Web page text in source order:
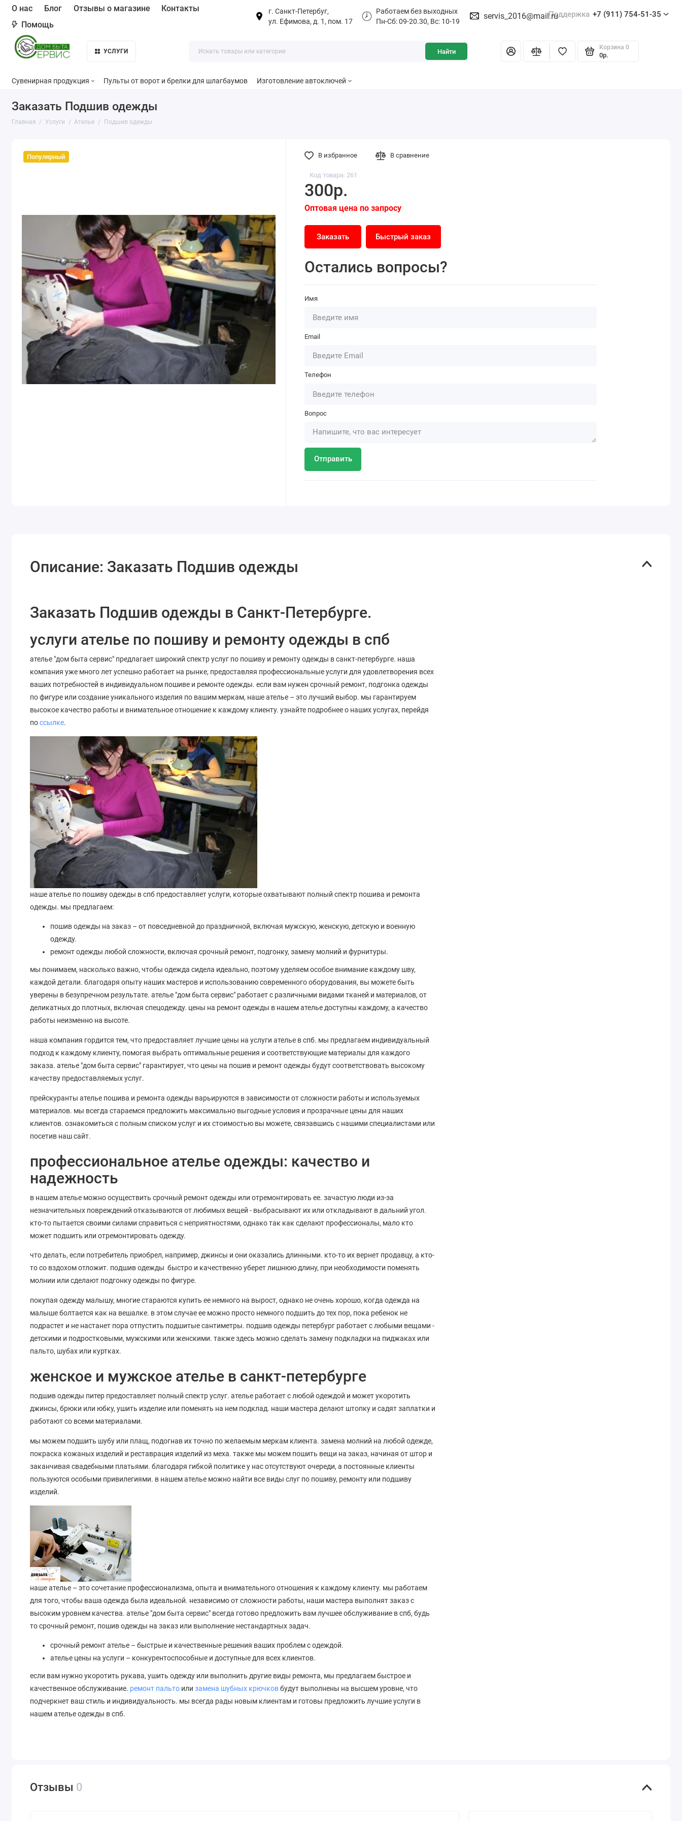
О нас Блог Отзывы о магазине
Контакты
Помощь
г. Санкт-Петербуг,
ул. Ефимова, д. 1, пом. 17
Работаем без выходных
Пн-Сб: 09-20.30, Вс: 10-19
servis_2016@mail.ruПоддержка +7 (911) 754-51-35
УСЛУГИ Найти
Корзина 0
0р.
Сувенирная продукция Пульты от ворот и брелки для шлагбаумов Изготовление автоключей
Заказать Подшив одежды
Главная Услуги Ателье Подшив одежды
Популярный
Код товара: 261
300р.
Оптовая цена по запросу
Заказать Быстрый заказ
Остались вопросы?
Имя
Email
Телефон
Вопрос
Отправить
В избранное В сравнение
Описание: Заказать Подшив одежды
Заказать Подшив одежды в Санкт-Петербурге.
услуги ателье по пошиву и ремонту одежды в спб
ателье "дом быта сервис" предлагает широкий спектр услуг по пошиву и ремонту одежды в санкт-петербурге. наша
компания уже много лет успешно работает на рынке, предоставляя профессиональные услуги для удовлетворения всех
ваших потребностей в индивидуальном пошиве и ремонте одежды. если вам нужен срочный ремонт, подгонка одежды
по фигуре или создание уникального изделия по вашим меркам, наше ателье – это лучший выбор. мы гарантируем
высокое качество работы и внимательное отношение к каждому клиенту. узнайте подробнее о наших услугах, перейдя
поссылке.
наше ателье по пошиву одежды в спб предоставляет услуги, которые охватывают полный спектр пошива и ремонта
одежды. мы предлагаем:
пошив одежды на заказ – от повседневной до праздничной, включая мужскую, женскую, детскую и военную
одежду.
ремонт одежды любой сложности, включая срочный ремонт, подгонку, замену молний и фурнитуры.
мы понимаем, насколько важно, чтобы одежда сидела идеально, поэтому уделяем особое внимание каждому шву,
каждой детали. благодаря опыту наших мастеров и использованию современного оборудования, вы можете быть
уверены в безупречном результате. ателье "дом быта сервис" работает с различными видами тканей и материалов, от
деликатных до плотных, включая спецодежду. цены на ремонт одежды в нашем ателье доступны каждому, а качество
работы неизменно на высоте.
наша компания гордится тем, что предоставляет лучшие цены на услуги ателье в спб. мы предлагаем индивидуальный
подход к каждому клиенту, помогая выбрать оптимальные решения и соответствующие материалы для каждого
заказа. ателье "дом быта сервис" гарантирует, что цены на пошив и ремонт одежды будут соответствовать высокому
качеству предоставляемых услуг.
прейскуранты ателье пошива и ремонта одежды варьируются в зависимости от сложности работы и используемых
материалов. мы всегда стараемся предложить максимально выгодные условия и прозрачные цены для наших
клиентов. ознакомиться с полным списком услуг и их стоимостью вы можете, связавшись с нашими специалистами или
посетив наш сайт.
профессиональное ателье одежды: качество и
надежность
в нашем ателье можно осуществить срочный ремонт одежды или отремонтировать ее. зачастую люди из-за
незначительных повреждений отказываются от любимых вещей - выбрасывают их или откладывают в дальний угол.
кто-то пытается своими силами справиться с неприятностями, однако так как сделают профессионалы, мало кто
может подшить или отремонтировать одежду.
что делать, если потребитель приобрел, например, джинсы и они оказались длинными. кто-то их вернет продавцу, а кто-
то со вздохом отложит. подшив одежды быстро и качественно уберет лишнюю длину, при необходимости поменять
молнии или сделают подгонку одежды по фигуре.
покупая одежду малышу, многие стараются купить ее немного на вырост, однако не очень хорошо, когда одежда на
малыше болтается как на вешалке. в этом случае ее можно просто немного подшить до тех пор, пока ребенок не
подрастет и не настанет пора отпустить подшитые сантиметры. подшив одежды петербург работает с любыми вещами -
детскими и подростковыми, мужскими или женскими. также здесь можно сделать замену подкладки на пиджаках или
пальто, шубах или куртках.
женское и мужское ателье в санкт-петербурге
подшив одежды питер предоставляет полный спектр услуг. ателье работает с любой одеждой и может укоротить
джинсы, брюки или юбку, ушить изделие или поменять на нем подклад. наши мастера делают штопку и садят заплатки и
работают со всеми материалами.
мы можем подшить шубу или плащ, подогнав их точно по желаемым меркам клиента. замена молний на любой одежде,
покраска кожаных изделий и реставрация изделий из меха. также мы можем пошить вещи на заказ, начиная от штор и
заканчивая свадебными платьями. благодаря гибкой политике у нас отсутствуют очереди, а постоянные клиенты
пользуются особыми привилегиями. в нашем ателье можно найти все виды слуг по пошиву, ремонту или подшиву
изделий.
наше ателье – это сочетание профессионализма, опыта и внимательного отношения к каждому клиенту. мы работаем
для того, чтобы ваша одежда была идеальной. независимо от сложности работы, наши мастера выполнят заказ с
высоким уровнем качества. ателье "дом быта сервис" всегда готово предложить вам лучшее обслуживание в спб, будь
то срочный ремонт, пошив одежды на заказ или выполнение нестандартных задач.
срочный ремонт ателье – быстрые и качественные решения ваших проблем с одеждой.
ателье цены на услуги – конкурентоспособные и доступные для всех клиентов.
если вам нужно укоротить рукава, ушить одежду или выполнить другие виды ремонта, мы предлагаем быстрое и
качественное обслуживание. ремонт пальто илизамена шубных крючковбудут выполнены на высшем уровне, что
подчеркнет ваш стиль и индивидуальность. мы всегда рады новым клиентам и готовы предложить лучшие услуги в
нашем ателье одежды в спб.
Отзывы 0